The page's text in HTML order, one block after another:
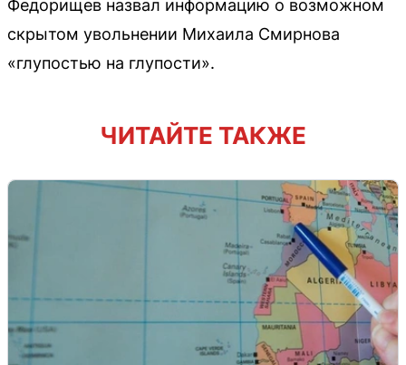
Федорищев назвал информацию о возможном
скрытом увольнении Михаила Смирнова
«глупостью на глупости».
ЧИТАЙТЕ ТАКЖЕ